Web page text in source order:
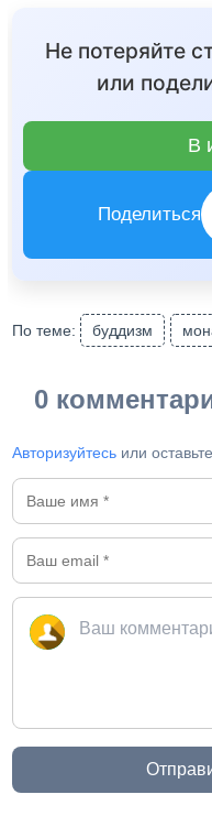
Не потеряйте
или
В
Поделиться
По теме: буддизм
0
Авторизуйтесь или